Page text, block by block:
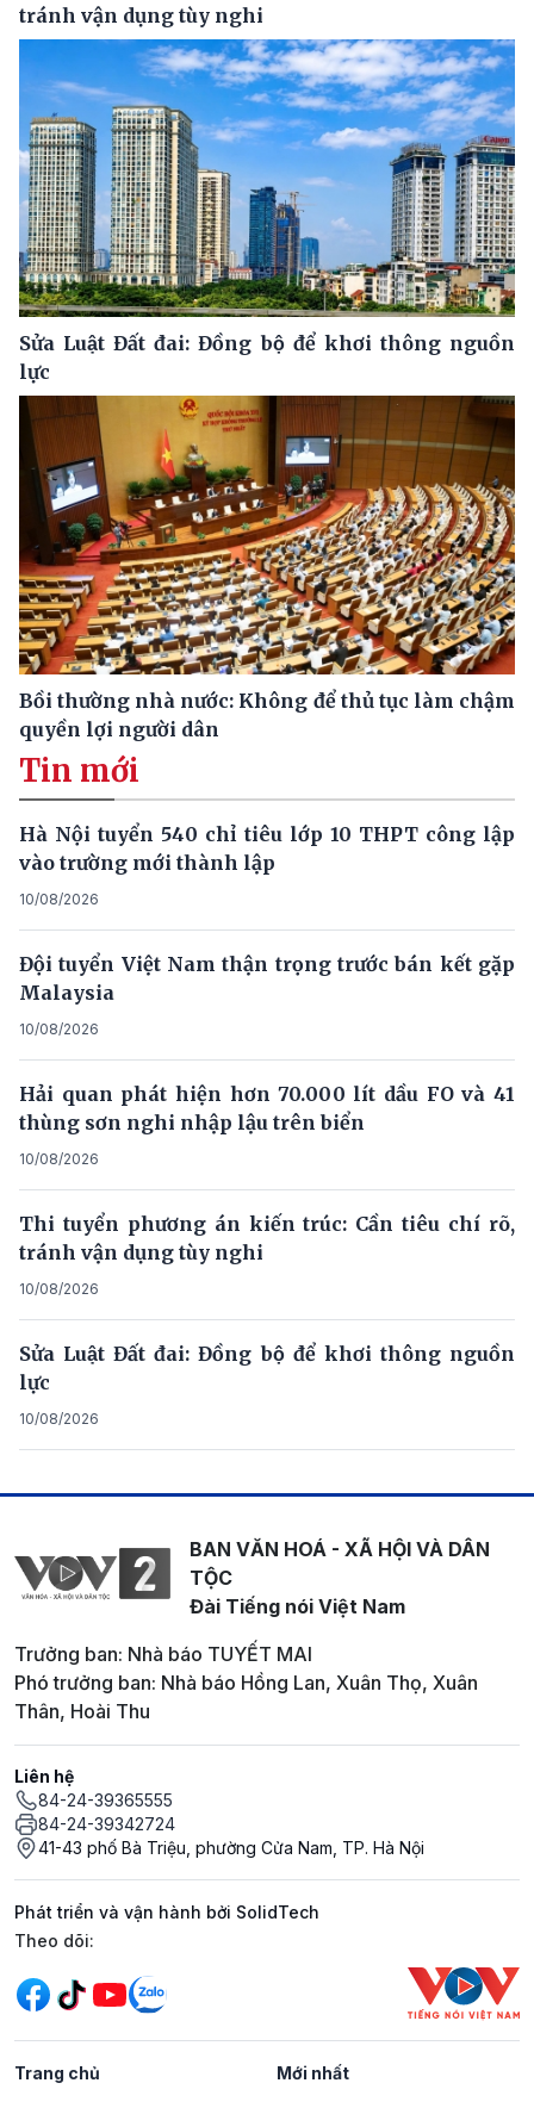
tránh vận dụng tùy nghi
Sửa Luật Đất đai: Đồng bộ để khơi thông nguồn
lực
Bồi thường nhà nước: Không để thủ tục làm chậm
quyền lợi người dân
Tin mới
Hà Nội tuyển 540 chỉ tiêu lớp 10 THPT công lập
vào trường mới thành lập
10/08/2026
Đội tuyển Việt Nam thận trọng trước bán kết gặp
Malaysia
10/08/2026
Hải quan phát hiện hơn 70.000 lít dầu FO và 41
thùng sơn nghi nhập lậu trên biển
10/08/2026
Thi tuyển phương án kiến trúc: Cần tiêu chí rõ,
tránh vận dụng tùy nghi
10/08/2026
Sửa Luật Đất đai: Đồng bộ để khơi thông nguồn
lực
10/08/2026
BAN VĂN HOÁ - XÃ HỘI VÀ DÂN
TỘC
Đài Tiếng nói Việt Nam
Trưởng ban: Nhà báo TUYẾT MAI
Phó trưởng ban: Nhà báo Hồng Lan, Xuân Thọ, Xuân
Thân, Hoài Thu
Liên hệ
84-24-39365555
84-24-39342724
41-43 phố Bà Triệu, phường Cửa Nam, TP. Hà Nội
Phát triển và vận hành bởi SolidTech
Mạng xã hội
Theo dõi:
Trang chủ Mới nhất